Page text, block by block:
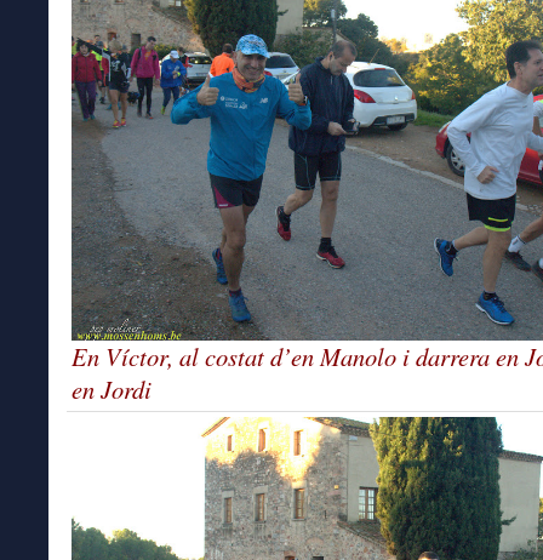
En Víctor, al costat d’en Manolo i darrera en
en Jordi